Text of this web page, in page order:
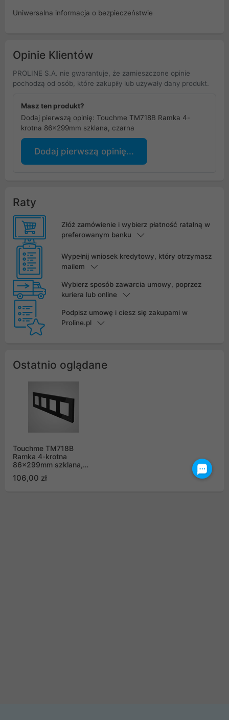
Uniwersalna informacja o bezpieczeństwie
Opinie Klientów
PROLINE S.A. nie gwarantuje, że zamieszczone opinie
pochodzą od osób, które zakupiły lub używały dany produkt.
Masz ten produkt?
Dodaj pierwszą opinię: Touchme TM718B Ramka 4-
krotna 86x299mm szklana, czarna
Dodaj pierwszą opinię...
Raty
Złóż zamówienie i wybierz płatność ratalną w
preferowanym banku
Wypełnij wniosek kredytowy, który otrzymasz
mailem
Wybierz sposób zawarcia umowy, poprzez
kuriera lub online
Podpisz umowę i ciesz się zakupami w
Proline.pl
Ostatnio oglądane
Touchme TM718B
Ramka 4-krotna
86x299mm szklana,
106,00 zł